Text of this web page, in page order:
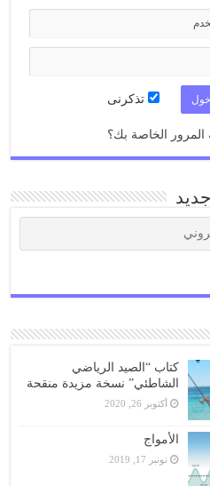
تذكرنى
الخاصة بك؟
كتاب “الصيد الرياضي
الشاطئي” نسخة مزيدة منقحة
أكتوبر 26, 2020
الأمواج
نونبر 17, 2019